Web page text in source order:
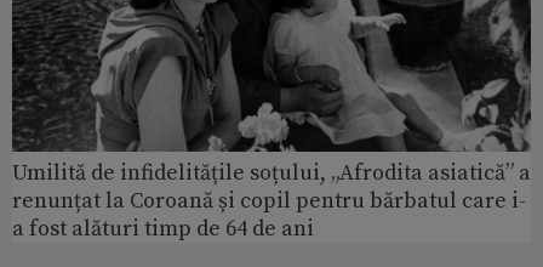
Umilită de infidelitățile soțului, „Afrodita asiatică” a
renunțat la Coroană și copil pentru bărbatul care i-
a fost alături timp de 64 de ani